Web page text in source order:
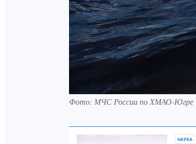
Фото: МЧС России по ХМАО-Югре
НАУКА